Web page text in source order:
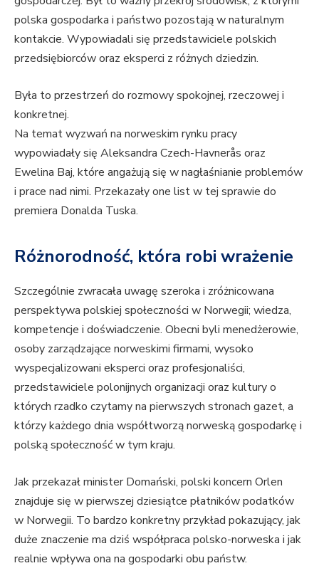
polska gospodarka i państwo pozostają w naturalnym
kontakcie. Wypowiadali się przedstawiciele polskich
przedsiębiorców oraz eksperci z różnych dziedzin.
Była to przestrzeń do rozmowy spokojnej, rzeczowej i
konkretnej.
Na temat wyzwań na norweskim rynku pracy
wypowiadały się Aleksandra Czech-Havnerås oraz
Ewelina Baj, które angażują się w nagłaśnianie problemów
i prace nad nimi. Przekazały one list w tej sprawie do
premiera Donalda Tuska.
Różnorodność, która robi wrażenie
Szczególnie zwracała uwagę szeroka i zróżnicowana
perspektywa polskiej społeczności w Norwegii; wiedza,
kompetencje i doświadczenie. Obecni byli menedżerowie,
osoby zarządzające norweskimi firmami, wysoko
wyspecjalizowani eksperci oraz profesjonaliści,
przedstawiciele polonijnych organizacji oraz kultury o
których rzadko czytamy na pierwszych stronach gazet, a
którzy każdego dnia współtworzą norweską gospodarkę i
polską społeczność w tym kraju.
Jak przekazał minister Domański, polski koncern Orlen
znajduje się w pierwszej dziesiątce płatników podatków
w Norwegii. To bardzo konkretny przykład pokazujący, jak
duże znaczenie ma dziś współpraca polsko-norweska i jak
realnie wpływa ona na gospodarki obu państw.